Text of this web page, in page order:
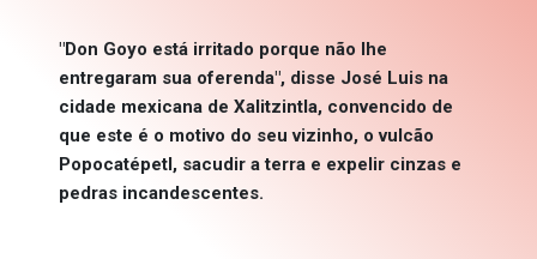
"Don Goyo está irritado porque não lhe
entregaram sua oferenda", disse José Luis na
cidade mexicana de Xalitzintla, convencido de
que este é o motivo do seu vizinho, o vulcão
Popocatépetl, sacudir a terra e expelir cinzas e
pedras incandescentes.